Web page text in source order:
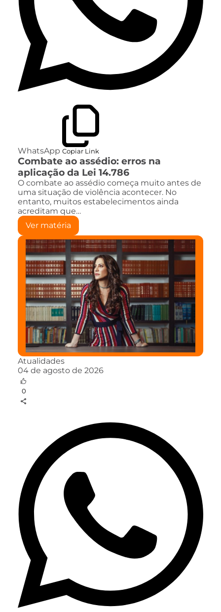
WhatsApp Copiar Link
Combate ao assédio: erros na
aplicação da Lei 14.786
O combate ao assédio começa muito antes de
uma situação de violência acontecer. No
entanto, muitos estabelecimentos ainda
acreditam que…
Ver matéria
Atualidades
04 de agosto de 2026
0